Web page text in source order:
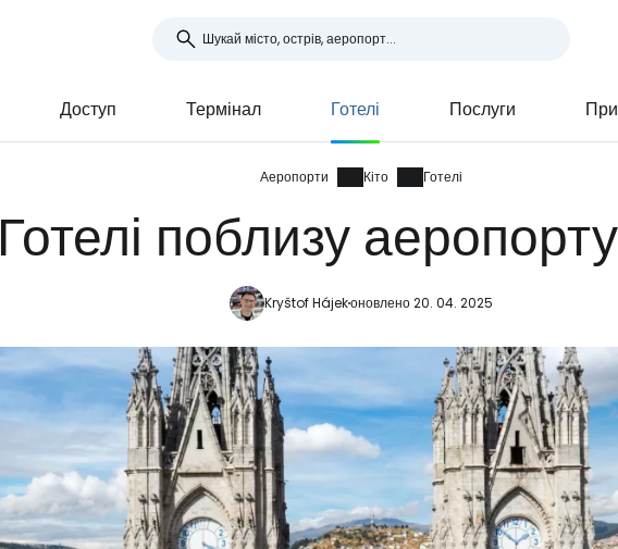
Доступ Термінал Готелі Послуги
Аеропорти Кіто Готелі
Готелі поблизу
Kryštof Hájekоновлено 20. 04. 2025